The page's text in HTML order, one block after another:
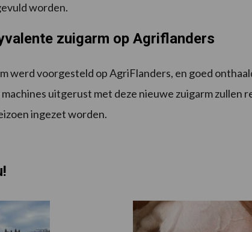
worden.
zuigarm op Agriflanders
werd voorgesteld op AgriFlanders, en goed
uitgerust met deze nieuwe zuigarm zullen
ingezet worden.